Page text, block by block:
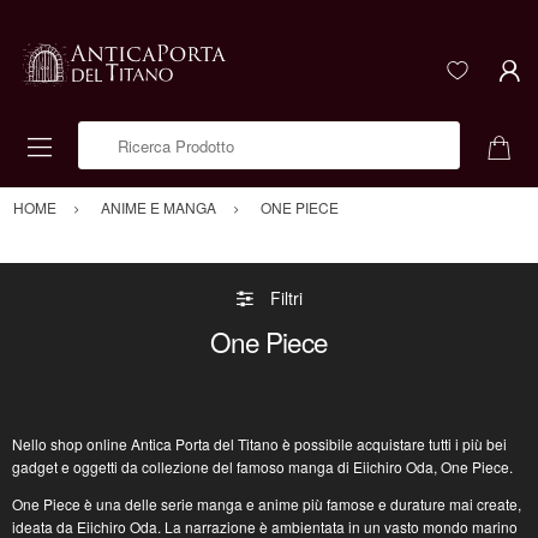
HOME ANIME E MANGA ONE PIECE
Filtri
One Piece
Nello shop online Antica Porta del Titano è possibile acquistare tutti i più bei
gadget e oggetti da collezione del famoso manga di Eiichiro Oda, One Piece.
One Piece è una delle serie manga e anime più famose e durature mai create,
ideata da Eiichiro Oda. La narrazione è ambientata in un vasto mondo marino